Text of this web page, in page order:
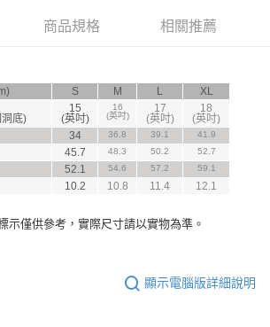
取消欲退款等相關疑問，請聯繫「AFTEE先享後付
netprotections.freshdesk.com/support/home
有限公司提供之「AFTEE先享後付」服務完成之交
圍內提供個人資料，並將交易相關給付款項請求債
限公司。
宜，請瀏覽以下網址：
先徵得法定代理人或監護人之同意方可使用
未經同意申辦者引起之損失，本公司不負相關責
度；若仍有額度不足之情形，本公司將視審查結果
將有權停止該用戶之使用額度並採取法律行動。
商品規格 相關推薦
S M L
XL
底)
15
(英吋)
16
(英吋)
17
(英吋)
18
(英吋)
34 36.8 39.1 41.9
45.7 48.3 50.2 52.7
52.1 54.6 57.2 59.1
10.2 10.8 11.4 12.1
示僅供參考，實際尺寸請以實物為準。
顯示電腦版詳細說明